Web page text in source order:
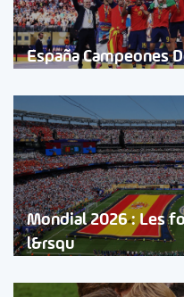
España Campeones
Mondial 2026 : Les
l&rsqu